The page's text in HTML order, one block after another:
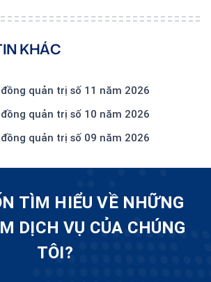
KHÁC
quản trị số 11 năm 2026
quản trị số 10 năm 2026
quản trị số 09 năm 2026
TÌM HIỂU VỀ NHỮNG
DỊCH VỤ CỦA CHÚNG
TÔI?